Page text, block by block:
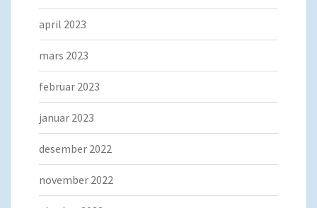
april 2023
mars 2023
februar 2023
januar 2023
desember 2022
november 2022